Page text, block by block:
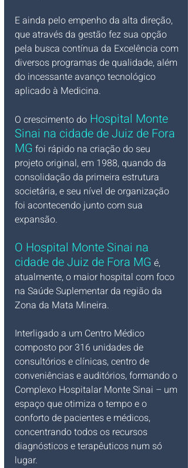
E ainda pelo empenho da alta direção,
que através da gestão fez sua opção
pela busca contínua da Excelência com
diversos programas de qualidade, além
do incessante avanço tecnológico
aplicado à Medicina.
O crescimento do Hospital Monte
Sinai na cidade de Juiz de Fora
MG foi rápido na criação do seu
projeto original, em 1988, quando da
consolidação da primeira estrutura
societária, e seu nível de organização
foi acontecendo junto com sua
expansão.
O Hospital Monte Sinai na
cidade de Juiz de Fora MG é,
atualmente, o maior hospital com foco
na Saúde Suplementar da região da
Zona da Mata Mineira.
Interligado a um Centro Médico
composto por 316 unidades de
consultórios e clínicas, centro de
conveniências e auditórios, formando o
Complexo Hospitalar Monte Sinai – um
espaço que otimiza o tempo e o
conforto de pacientes e médicos,
concentrando todos os recursos
diagnósticos e terapêuticos num só
lugar.